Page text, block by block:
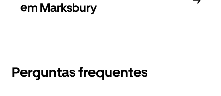
em Marksbury
Perguntas frequentes